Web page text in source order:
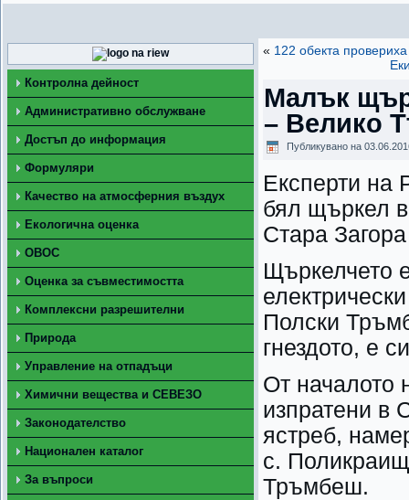
Контролна дейност
Административно обслужване
Достъп до информация
Формуляри
Качество на атмосферния въздух
Екологична оценка
ОВОС
Оценка за съвместимостта
Комплексни разрешителни
Природа
Управление на отпадъци
Химични вещества и СЕВЕЗО
Законодателство
Национален каталог
За въпроси
« 122 обекта
Малък
– Велико
Публикувано на
Експерти на
бял щъркел
Стара
Щъркелчето
Полски
гнездото, е
От началото
изпратени в
ястреб,
с.
Тръмбеш.